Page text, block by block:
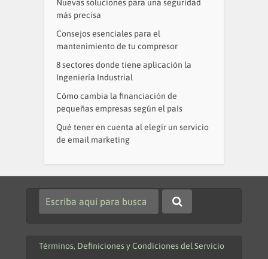
Nuevas soluciones para una seguridad
más precisa
Consejos esenciales para el
mantenimiento de tu compresor
8 sectores donde tiene aplicación la
Ingeniería Industrial
Cómo cambia la financiación de
pequeñas empresas según el país
Qué tener en cuenta al elegir un servicio
de email marketing
Términos, Definiciones y Condiciones del Servicio